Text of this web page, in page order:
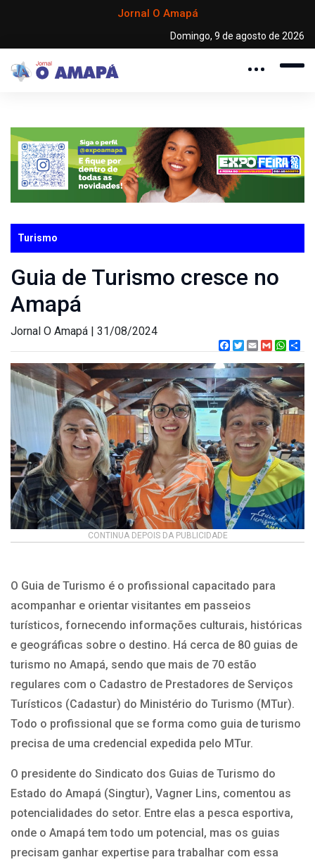
Jornal O Amapá
Domingo, 9 de agosto de 2026
Turismo
Guia de Turismo cresce no
Amapá
Jornal O Amapá | 31/08/2024
Facebook
TwitterEmailGmail
CONTINUA DEPOIS DA PUBLICIDADE
O Guia de Turismo é o profissional capacitado para
acompanhar e orientar visitantes em passeios
turísticos, fornecendo informações culturais, históricas
e geográficas sobre o destino. Há cerca de 80 guias de
turismo no Amapá, sendo que mais de 70 estão
regulares com o Cadastro de Prestadores de Serviços
Turísticos (Cadastur) do Ministério do Turismo (MTur).
Todo o profissional que se forma como guia de turismo
precisa de uma credencial expedida pelo MTur.
O presidente do Sindicato dos Guias de Turismo do
Estado do Amapá (Singtur), Vagner Lins, comentou as
potencialidades do setor. Entre elas a pesca esportiva,
onde o Amapá tem todo um potencial, mas os guias
precisam ganhar expertise para trabalhar com essa